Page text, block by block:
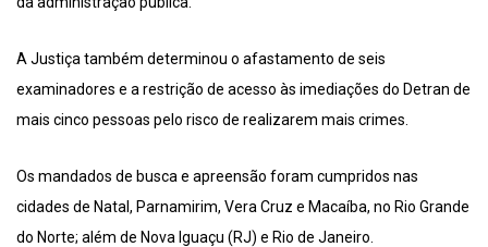
A Justiça também determinou o afastamento de seis
examinadores e a restrição de acesso às imediações do Detran de
mais cinco pessoas pelo risco de realizarem mais crimes.
Os mandados de busca e apreensão foram cumpridos nas
cidades de Natal, Parnamirim, Vera Cruz e Macaíba, no Rio Grande
do Norte; além de Nova Iguaçu (RJ) e Rio de Janeiro.